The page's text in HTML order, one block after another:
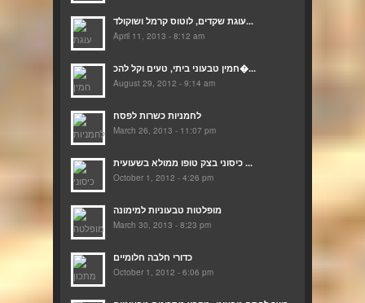
עוגת שקדים, לוטוס קרמל ושוקולד...
April 11, 2013 - 8:12 am
חמין טבעוני ביתי, טעים וקל להכ�...
August 29, 2012 - 9:14 am
לחמניות כשרות לפסח
March 26, 2013 - 11:07 pm
כיסוני בצק טופו ממולא בשעועית ...
October 1, 2012 - 4:26 pm
מופלטות טבעוניות למימונה
March 30, 2013 - 8:23 pm
כדורי חלבה חלומיים
October 1, 2012 - 6:06 pm